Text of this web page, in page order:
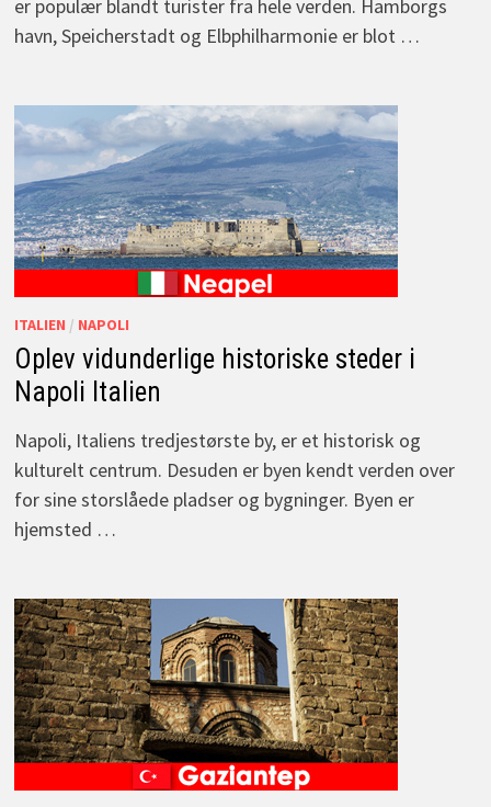
er populær blandt turister fra hele verden. Hamborgs
havn, Speicherstadt og Elbphilharmonie er blot …
ITALIEN / NAPOLI
Oplev vidunderlige historiske steder i
Napoli Italien
Napoli, Italiens tredjestørste by, er et historisk og
kulturelt centrum. Desuden er byen kendt verden over
for sine storslåede pladser og bygninger. Byen er
hjemsted …